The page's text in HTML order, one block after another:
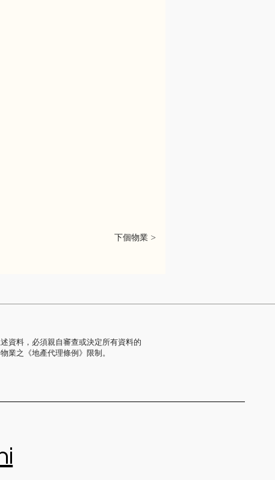
下個物業 >
資料，必須親自審查或決定所有資料的
業之《地產代理條例》限制。